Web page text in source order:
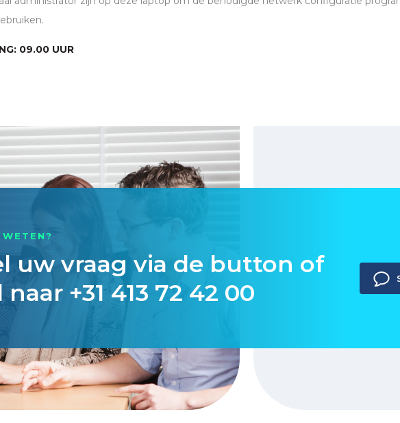
09.00 UUR
WETEN?
uw vraag via de button of
naar +31 413 72 42 00